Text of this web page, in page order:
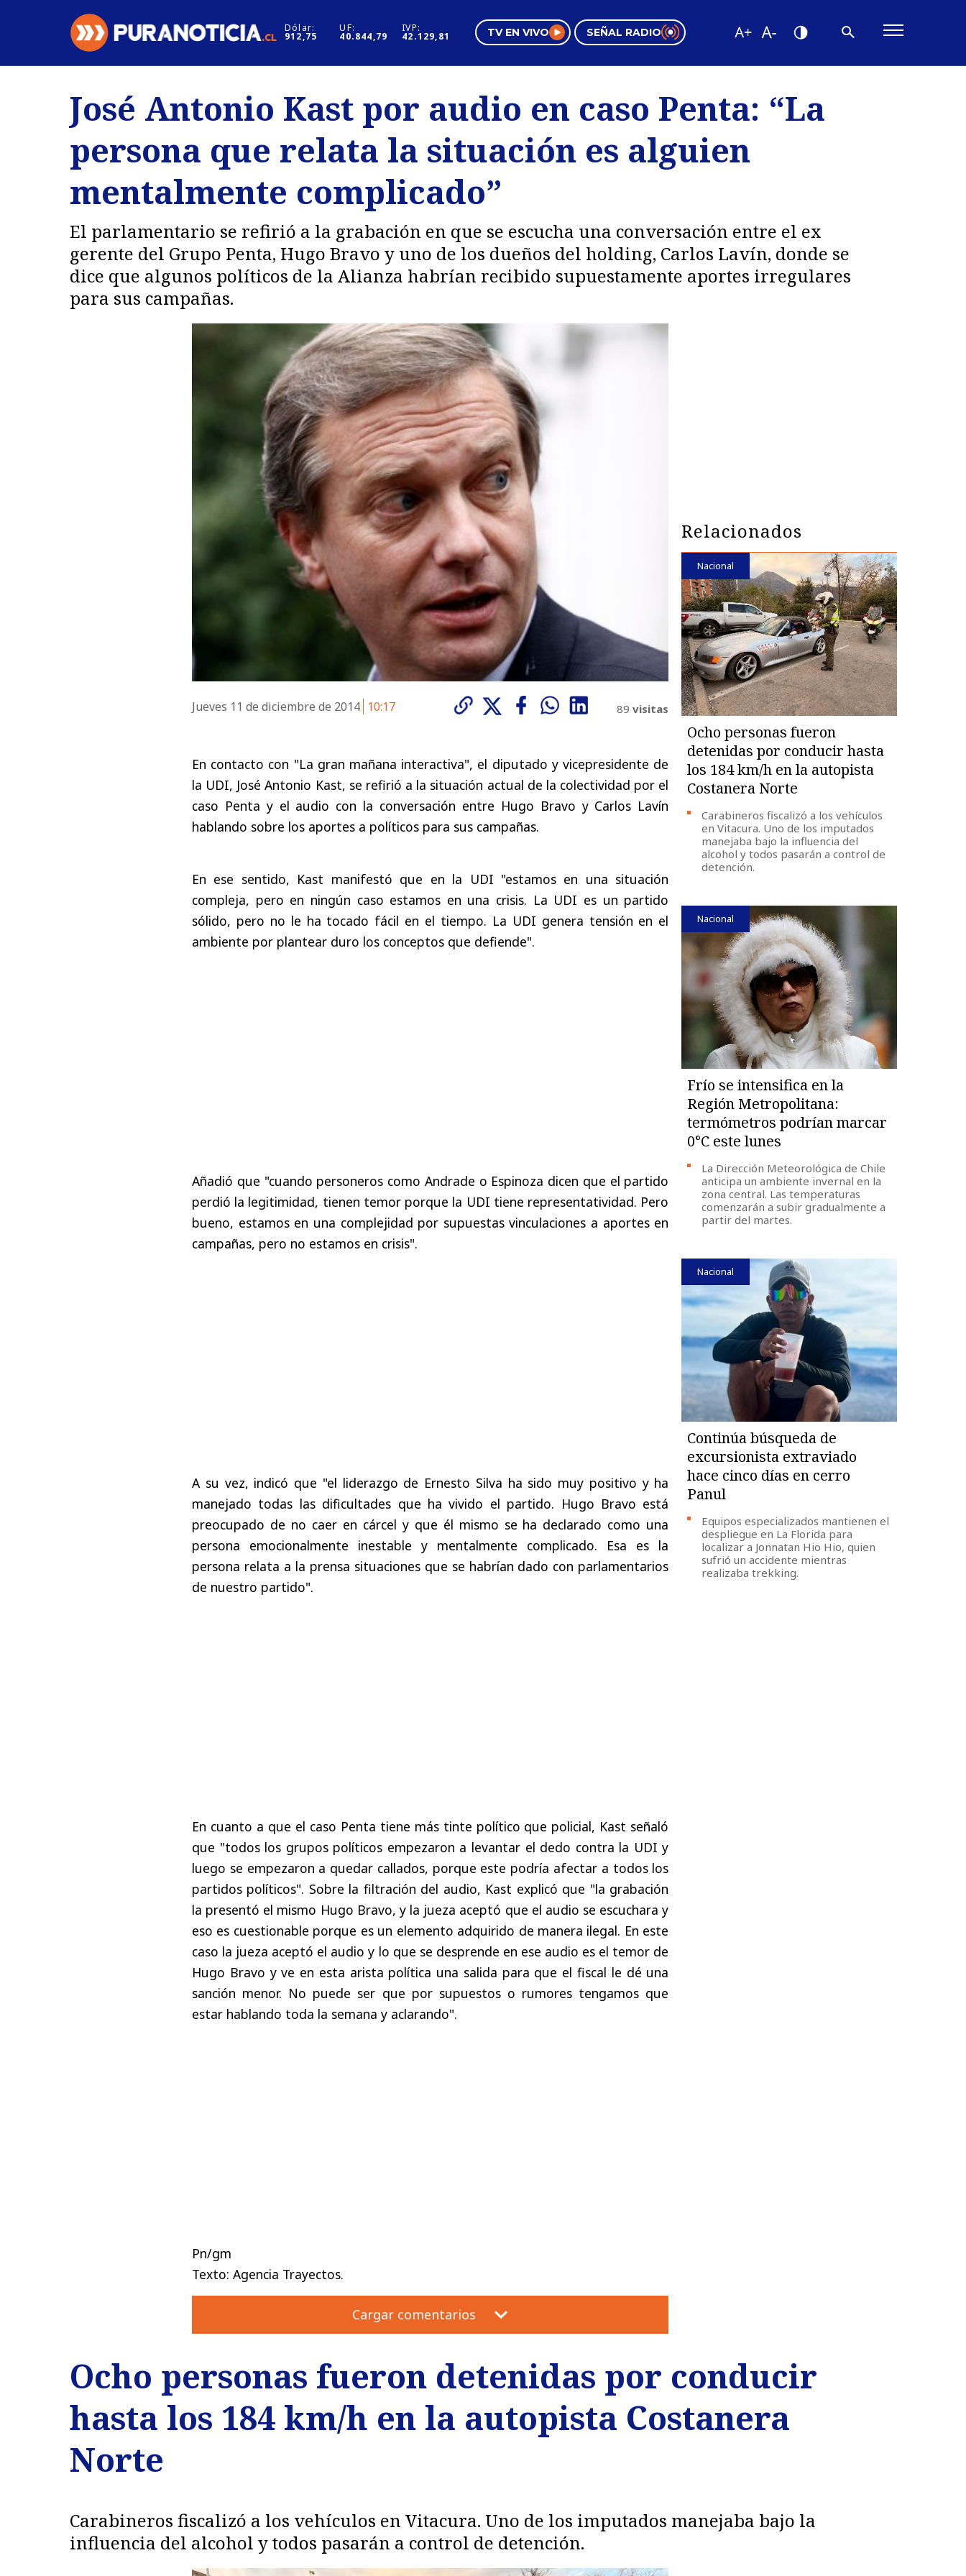
Dólar:
912,75
UF:
40.844,79
IVP:
42.129,81 TV EN VIVO SEÑAL RADIO
Regiones
Deportes
Internacional
Motores
Negocios
Pura Mujer
Tendencias
Videos
José Antonio Kast por audio en caso Penta: “La
persona que relata la situación es alguien
mentalmente complicado”
El parlamentario se refirió a la grabación en que se escucha una conversación entre el ex
gerente del Grupo Penta, Hugo Bravo y uno de los dueños del holding, Carlos Lavín, donde se
dice que algunos políticos de la Alianza habrían recibido supuestamente aportes irregulares
para sus campañas.
Jueves 11 de diciembre de 2014 10:17 89 visitas
En contacto con "La gran mañana interactiva", el diputado y vicepresidente de
la UDI, José Antonio Kast, se refirió a la situación actual de la colectividad por el
caso Penta y el audio con la conversación entre Hugo Bravo y Carlos Lavín
hablando sobre los aportes a políticos para sus campañas.
En ese sentido, Kast manifestó que en la UDI "estamos en una situación
compleja, pero en ningún caso estamos en una crisis. La UDI es un partido
sólido, pero no le ha tocado fácil en el tiempo. La UDI genera tensión en el
ambiente por plantear duro los conceptos que defiende".
Añadió que "cuando personeros como Andrade o Espinoza dicen que el partido
perdió la legitimidad, tienen temor porque la UDI tiene representatividad. Pero
bueno, estamos en una complejidad por supuestas vinculaciones a aportes en
campañas, pero no estamos en crisis".
A su vez, indicó que "el liderazgo de Ernesto Silva ha sido muy positivo y ha
manejado todas las dificultades que ha vivido el partido. Hugo Bravo está
preocupado de no caer en cárcel y que él mismo se ha declarado como una
persona emocionalmente inestable y mentalmente complicado. Esa es la
persona relata a la prensa situaciones que se habrían dado con parlamentarios
de nuestro partido".
En cuanto a que el caso Penta tiene más tinte político que policial, Kast señaló
que "todos los grupos políticos empezaron a levantar el dedo contra la UDI y
luego se empezaron a quedar callados, porque este podría afectar a todos los
partidos políticos". Sobre la filtración del audio, Kast explicó que "la grabación
la presentó el mismo Hugo Bravo, y la jueza aceptó que el audio se escuchara y
eso es cuestionable porque es un elemento adquirido de manera ilegal. En este
caso la jueza aceptó el audio y lo que se desprende en ese audio es el temor de
Hugo Bravo y ve en esta arista política una salida para que el fiscal le dé una
sanción menor. No puede ser que por supuestos o rumores tengamos que
estar hablando toda la semana y aclarando".
Pn/gm
Texto: Agencia Trayectos.
Cargar comentarios
Relacionados
Nacional
Ocho personas fueron
detenidas por conducir hasta
los 184 km/h en la autopista
Costanera Norte
Carabineros fiscalizó a los vehículos
en Vitacura. Uno de los imputados
manejaba bajo la influencia del
alcohol y todos pasarán a control de
detención.
Nacional
Frío se intensifica en la
Región Metropolitana:
termómetros podrían marcar
0°C este lunes
La Dirección Meteorológica de Chile
anticipa un ambiente invernal en la
zona central. Las temperaturas
comenzarán a subir gradualmente a
partir del martes.
Nacional
Continúa búsqueda de
excursionista extraviado
hace cinco días en cerro
Panul
Equipos especializados mantienen el
despliegue en La Florida para
localizar a Jonnatan Hio Hio, quien
sufrió un accidente mientras
realizaba trekking.
Ocho personas fueron detenidas por conducir
hasta los 184 km/h en la autopista Costanera
Norte
Carabineros fiscalizó a los vehículos en Vitacura. Uno de los imputados manejaba bajo la
influencia del alcohol y todos pasarán a control de detención.